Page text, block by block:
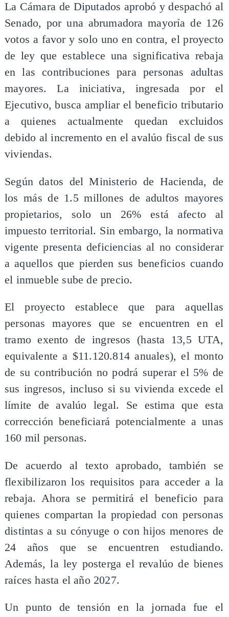
La Cámara de Diputados aprobó y despachó al
Senado, por una abrumadora mayoría de 126
votos a favor y solo uno en contra, el proyecto
de ley que establece una significativa rebaja
en las contribuciones para personas adultas
mayores. La iniciativa, ingresada por el
Ejecutivo, busca ampliar el beneficio tributario
a quienes actualmente quedan excluidos
debido al incremento en el avalúo fiscal de sus
viviendas.
Según datos del Ministerio de Hacienda, de
los más de 1.5 millones de adultos mayores
propietarios, solo un 26% está afecto al
impuesto territorial. Sin embargo, la normativa
vigente presenta deficiencias al no considerar
a aquellos que pierden sus beneficios cuando
el inmueble sube de precio.
El proyecto establece que para aquellas
personas mayores que se encuentren en el
tramo exento de ingresos (hasta 13,5 UTA,
equivalente a $11.120.814 anuales), el monto
de su contribución no podrá superar el 5% de
sus ingresos, incluso si su vivienda excede el
límite de avalúo legal. Se estima que esta
corrección beneficiará potencialmente a unas
160 mil personas.
De acuerdo al texto aprobado, también se
flexibilizaron los requisitos para acceder a la
rebaja. Ahora se permitirá el beneficio para
quienes compartan la propiedad con personas
distintas a su cónyuge o con hijos menores de
24 años que se encuentren estudiando.
Además, la ley posterga el revalúo de bienes
raíces hasta el año 2027.
Un punto de tensión en la jornada fue el